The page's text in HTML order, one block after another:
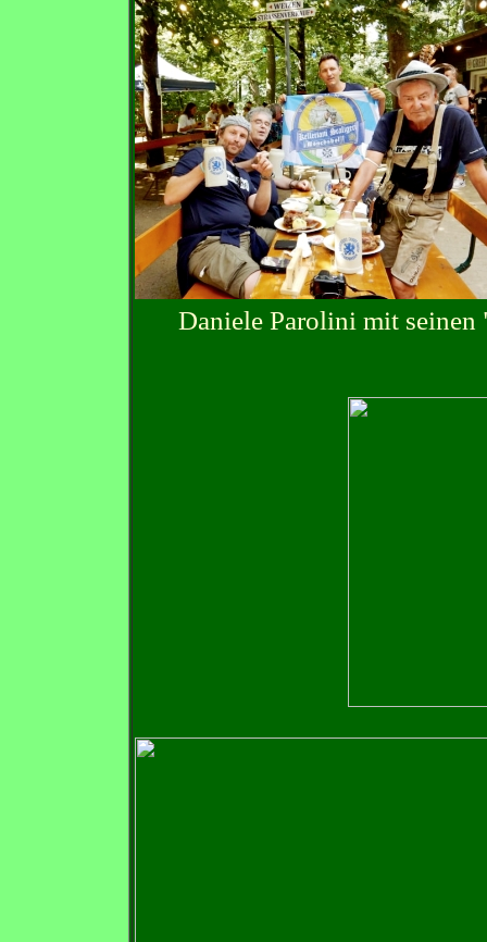
Daniele Parolini mit